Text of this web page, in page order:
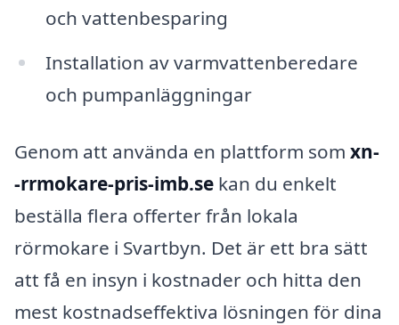
och vattenbesparing
Installation av varmvattenberedare
och pumpanläggningar
Genom att använda en plattform som xn-
-rrmokare-pris-imb.se kan du enkelt
beställa flera offerter från lokala
rörmokare i Svartbyn. Det är ett bra sätt
att få en insyn i kostnader och hitta den
mest kostnadseffektiva lösningen för dina